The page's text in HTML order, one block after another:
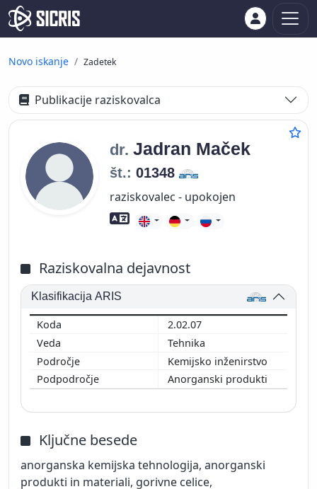
Novo iskanje Zadetek
Publikacije raziskovalca
dr. Jadran Maček
št.: 01348
raziskovalec - upokojen
Znanje tujih jezikov
Raziskovalna dejavnost
Klasifikacija ARIS
2.02.07
Tehnika
Kemijsko inženirstvo
Anorganski produkti
Ključne besede
anorganska kemijska tehnologija, anorganski
produkti in materiali, gorivne celice,